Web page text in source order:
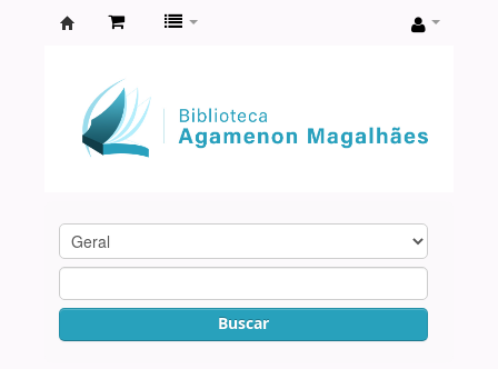
Agamenon
Magalhães
Buscar